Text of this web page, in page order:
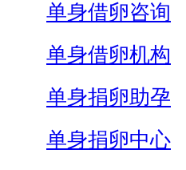
单身借卵咨询
单身借卵机构
单身捐卵助孕
单身捐卵中心